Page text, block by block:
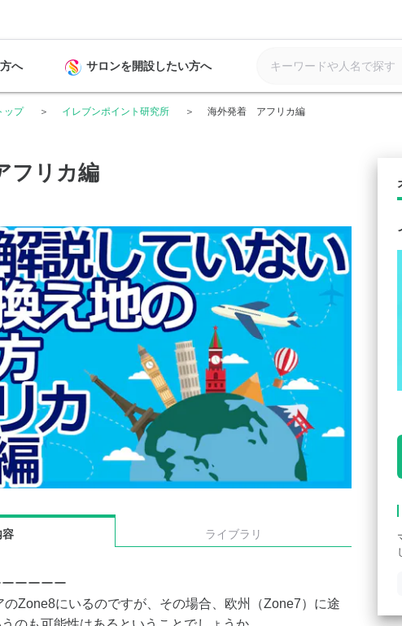
へ サロンを開設したい方へ
ップ イレブンポイント研究所 海外発着 アフリカ編
フリカ編
容 ライブラリ
ーーーー
のZone8にいるのですが、その場合、欧州（Zone7）に途